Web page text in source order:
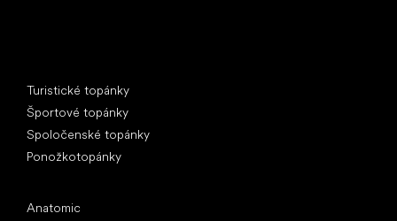
Turistické topánky
Športové topánky
Spoločenské topánky
Ponožkotopánky
Anatomic